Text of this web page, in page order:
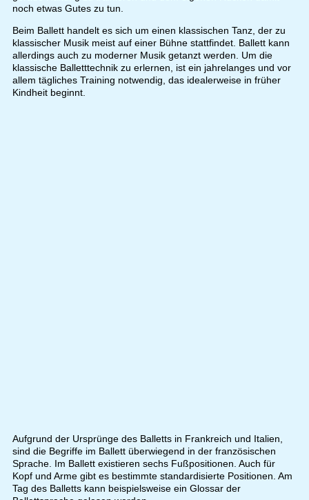
noch etwas Gutes zu tun.
Beim Ballett handelt es sich um einen klassischen Tanz, der zu
klassischer Musik meist auf einer Bühne stattfindet. Ballett kann
allerdings auch zu moderner Musik getanzt werden. Um die
klassische Balletttechnik zu erlernen, ist ein jahrelanges und vor
allem tägliches Training notwendig, das idealerweise in früher
Kindheit beginnt.
Aufgrund der Ursprünge des Balletts in Frankreich und Italien,
sind die Begriffe im Ballett überwiegend in der französischen
Sprache. Im Ballett existieren sechs Fußpositionen. Auch für
Kopf und Arme gibt es bestimmte standardisierte Positionen. Am
Tag des Balletts kann beispielsweise ein Glossar der